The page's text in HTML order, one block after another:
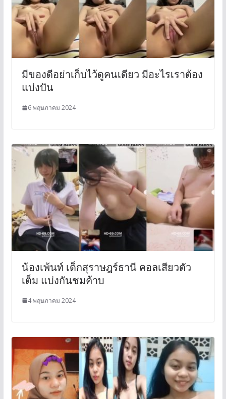
มีของดีอย่าเก็บไว้ดูคนเดียว มีอะไรเราต้อง
แบ่งปัน
6 พฤษภาคม 2024
น้องเพ้นท์ เด็กสุราษฎร์ธานี คอลเสียวตัว
เต็ม แบ่งกันชมค้าบ
4 พฤษภาคม 2024